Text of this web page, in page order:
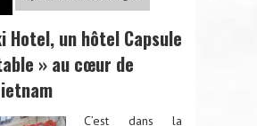
Hotel, un hôtel Capsule
» au cœur de
C’est dans la